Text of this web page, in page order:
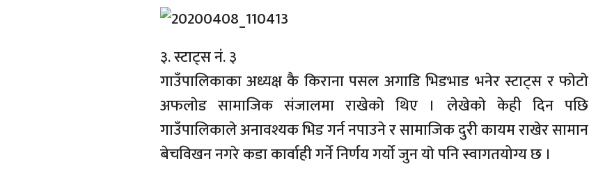
३. स्टाट्स नं. ३
गाउँपालिकाका अध्यक्ष कै किराना पसल अगाडि भिडभाड भनेर स्टाट्स र फाेटाे
अफलाेड सामाजिक संजालमा राखेकाे थिए । लेखेकाे केही दिन पछि
गाउँपालिकाले अनावश्यक भिड गर्न नपाउने र सामाजिक दुरी कायम राखेर सामान
बेचविखन नगरे कडा कार्वाही गर्ने निर्णय गर्याे जुन याे पनि स्वागतयोग्य छ ।